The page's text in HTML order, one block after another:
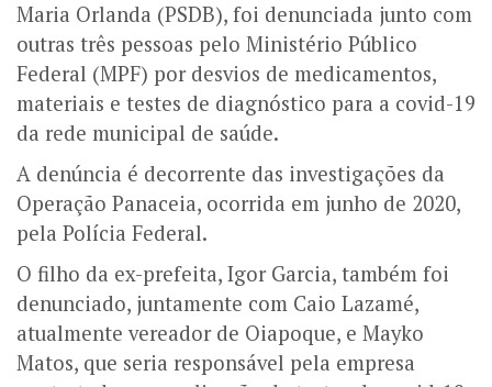
Maria Orlanda (PSDB), foi denunciada junto com
outras três pessoas pelo Ministério Público
Federal (MPF) por desvios de medicamentos,
materiais e testes de diagnóstico para a covid-19
da rede municipal de saúde.
A denúncia é decorrente das investigações da
Operação Panaceia, ocorrida em junho de 2020,
pela Polícia Federal.
O filho da ex-prefeita, Igor Garcia, também foi
denunciado, juntamente com Caio Lazamé,
atualmente vereador de Oiapoque, e Mayko
Matos, que seria responsável pela empresa